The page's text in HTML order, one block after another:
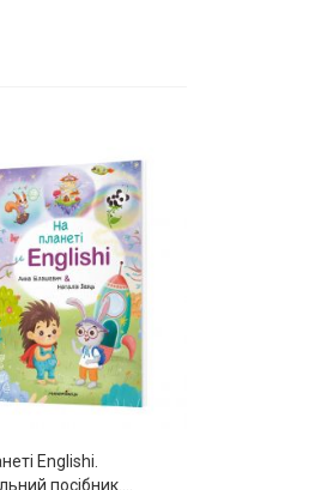
Englishi.
посібник.